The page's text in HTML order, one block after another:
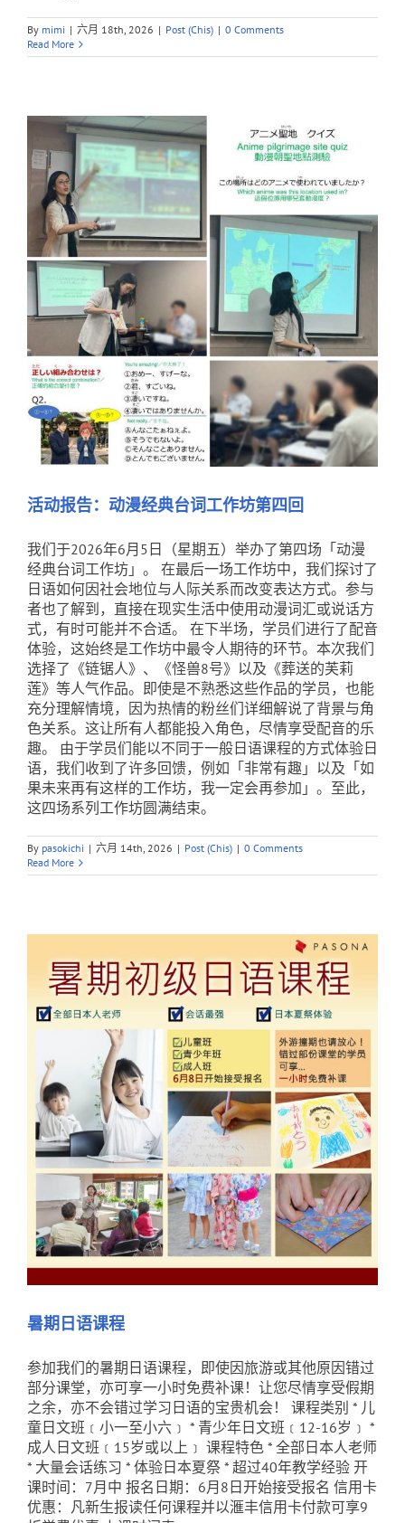
By mimi | 六月 18th, 2026 | Post (Chis) | 0 Comments
Read More
活动报告：动漫经典台词工作坊第四回
我们于2026年6月5日（星期五）举办了第四场「动漫
经典台词工作坊」。 在最后一场工作坊中，我们探讨了
日语如何因社会地位与人际关系而改变表达方式。参与
者也了解到，直接在现实生活中使用动漫词汇或说话方
式，有时可能并不合适。 在下半场，学员们进行了配音
体验，这始终是工作坊中最令人期待的环节。本次我们
选择了《链锯人》、《怪兽8号》以及《葬送的芙莉
莲》等人气作品。即使是不熟悉这些作品的学员，也能
充分理解情境，因为热情的粉丝们详细解说了背景与角
色关系。这让所有人都能投入角色，尽情享受配音的乐
趣。 由于学员们能以不同于一般日语课程的方式体验日
语，我们收到了许多回馈，例如「非常有趣」以及「如
果未来再有这样的工作坊，我一定会再参加」。至此，
这四场系列工作坊圆满结束。
By pasokichi | 六月 14th, 2026 | Post (Chis) | 0 Comments
Read More
暑期日语课程
参加我们的暑期日语课程，即使因旅游或其他原因错过
部分课堂，亦可享一小时免费补课！让您尽情享受假期
之余，亦不会错过学习日语的宝贵机会！ 课程类别 * 儿
童日文班﹝小一至小六﹞ * 青少年日文班﹝12-16岁﹞ *
成人日文班﹝15岁或以上﹞ 课程特色 * 全部日本人老师
* 大量会话练习 * 体验日本夏祭 * 超过40年教学经验 开
课时间：7月中 报名日期：6月8日开始接受报名 信用卡
优惠：凡新生报读任何课程并以滙丰信用卡付款可享9